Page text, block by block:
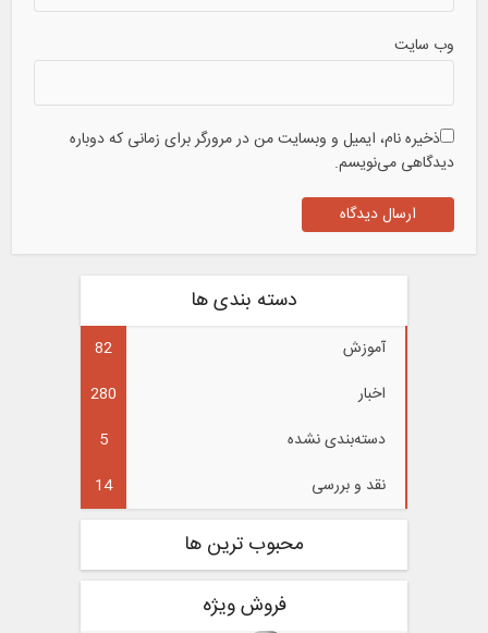
وب سایت
ذخیره نام، ایمیل و وبسایت من در مرورگر برای زمانی که دوباره
دیدگاهی می‌نویسم.
دسته بندی ها
آموزش
82
اخبار
280
دسته‌بندی نشده
5
نقد و بررسی
14
محبوب ترین ها
فروش ویژه